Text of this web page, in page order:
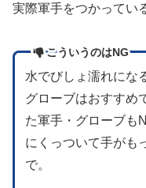
実際軍手をつかってい
こういうのはNG
水でびしょ濡れにな
グローブはおすすめ
た軍手・グローブも
にくっついて手がも
で。